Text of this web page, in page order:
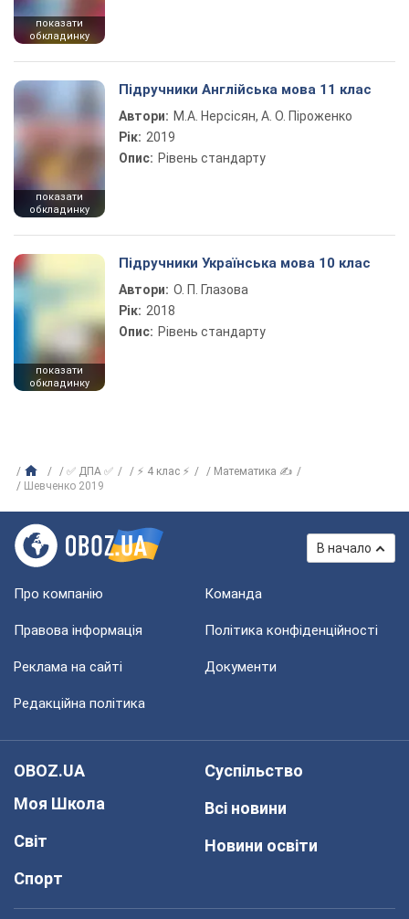
показати
обкладинку
показати
обкладинку
Підручники Англійська мова 11 клас
Автори: М.А. Нерсісян, А. О. Піроженко
Рік: 2019
Опис: Рівень стандарту
показати
обкладинку
Підручники Українська мова 10 клас
Автори: О. П. Глазова
Рік: 2018
Опис: Рівень стандарту
✅ ДПА ✅ ⚡ 4 клас ⚡
Математика ✍
Шевченко 2019
В начало
Про компанію Команда
Правова інформація Політика конфіденційності
Реклама на сайті Документи
Редакційна політика
OBOZ.UA
Моя Школа
Світ
Спорт
Суспільство
Всі новини
Новини освіти